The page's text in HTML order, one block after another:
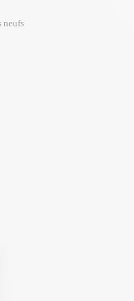
neufs